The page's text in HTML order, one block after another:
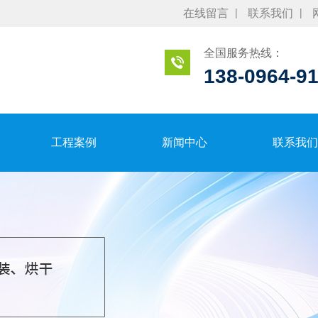
在线留言 联系我们
全国服务热线：
138-0964-
工程案例 新闻中心 联系我们